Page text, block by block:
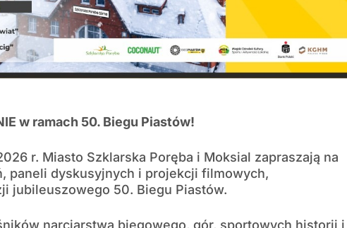
w ramach 50. Biegu Piastów!
r. Miasto Szklarska Poręba i Moksial zapraszają na
paneli dyskusyjnych i projekcji filmowych,
jubileuszowego 50. Biegu Piastów.
narciarstwa biegowego, gór, sportowych historii i